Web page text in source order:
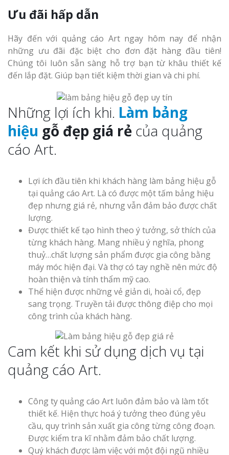
Ưu đãi hấp dẫn
Hãy đến với quảng cáo Art ngay hôm nay để nhận
những ưu đãi đặc biệt cho đơn đặt hàng đầu tiên!
Chúng tôi luôn sẵn sàng hỗ trợ bạn từ khâu thiết kế
đến lắp đặt. Giúp bạn tiết kiệm thời gian và chi phí.
Những lợi ích khi. Làm bảng
hiệu gỗ đẹp giá rẻ của quảng
cáo Art.
Lợi ích đầu tiên khi khách hàng làm bảng hiệu gỗ
tại quảng cáo Art. Là có được một tấm bảng hiệu
đẹp nhưng giá rẻ, nhưng vẫn đảm bảo được chất
lượng.
Được thiết kế tạo hình theo ý tưởng, sở thích của
từng khách hàng. Mang nhiều ý nghĩa, phong
thuỷ…chất lượng sản phẩm được gia công bằng
máy móc hiện đại. Và thợ có tay nghề nên mức độ
hoàn thiện và tính thẩm mỹ cao.
Thể hiện được những vẻ giản di, hoài cổ, đẹp
sang trọng. Truyền tải được thông điệp cho mọi
công trình của khách hàng.
Cam kết khi sử dụng dịch vụ tại
quảng cáo Art.
Công ty quảng cáo Art luôn đảm bảo và làm tốt
thiết kế. Hiện thực hoá ý tưởng theo đúng yêu
cầu, quy trình sản xuất gia công từng công đoạn.
Được kiểm tra kĩ nhằm đảm bảo chất lượng.
Quý khách được làm việc với một đội ngũ nhiều
Làm Biển
Mica Tại Vinh Lấy
Làm biển
Làm Biển
Nam Đàn Uy Tín Giá
Hàng
Top 10 Mẫu
Nghệ An Đẹp
Làm Hộp